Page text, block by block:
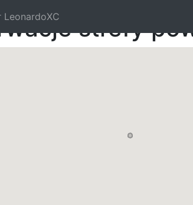
LeonardoXC strefy